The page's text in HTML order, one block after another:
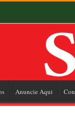
Anuncie Aqui